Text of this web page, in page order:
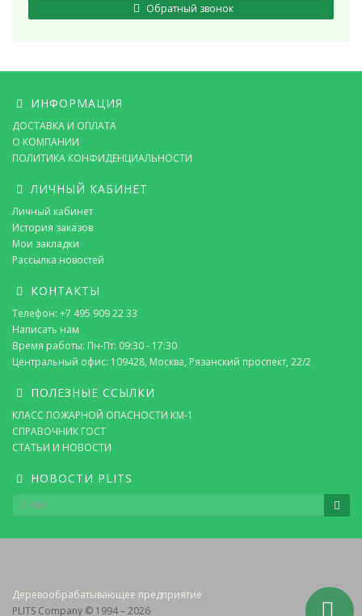
Обратный звонок
ИНФОРМАЦИЯ
ДОСТАВКА И ОПЛАТА
О КОМПАНИИ
ПОЛИТИКА КОНФИДЕНЦИАЛЬНОСТИ
ЛИЧНЫЙ КАБИНЕТ
Личный кабинет
История заказов
Мои закладки
Рассылка новостей
КОНТАКТЫ
Телефон: +7 495 909 22 33
Написать нам
Время работы: Пн-Пт: 09:30 - 17:30
Центральный офис: 109428, Москва, Рязанский проспект, 22/2
ПОЛЕЗНЫЕ ССЫЛКИ
КЛАСС ПОЖАРНОЙ ОПАСНОСТИ КМ-1
СПРАВОЧНИК ГОСТ
СТАТЬИ И НОВОСТИ
НОВОСТИ PLITS
Деревообрабатывающее предприятие
PLITS Company © 1994 – 2026